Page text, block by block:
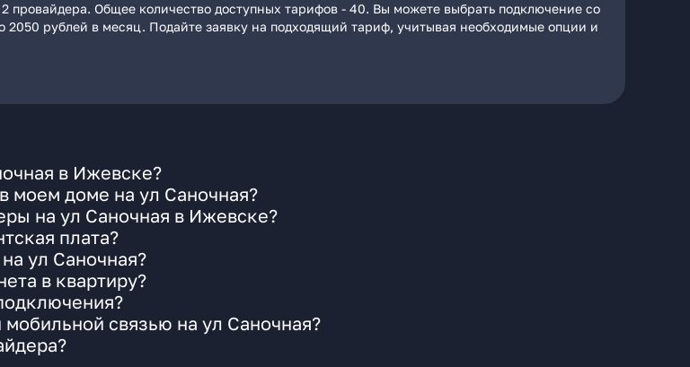
Общее количество доступных тарифов - 40. Вы можете выбрать подключение со
рублей в месяц. Подайте заявку на подходящий тариф, учитывая необходимые опции и
в Ижевске?
моем доме на ул Саночная?
на ул Саночная в Ижевске?
плата?
ул Саночная?
в квартиру?
связью на ул Саночная?